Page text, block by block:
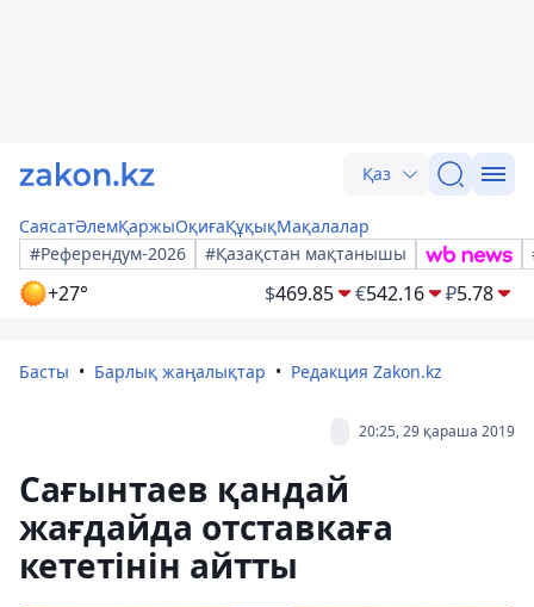
Қаз
СаясатӘлемҚаржыОқиғаҚұқықМақалалар
#Референдум-2026
#Қазақстан мақтанышы
+27° $469.85 €542.16 ₽5.78
Басты Барлық жаңалықтар Редакция Zakon.kz
20:25, 29 қараша 2019
Сағынтаев қандай
жағдайда отставкаға
кететінін айтты